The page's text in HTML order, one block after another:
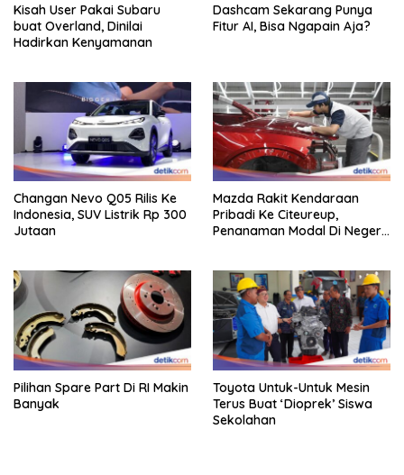
Kisah User Pakai Subaru
buat Overland, Dinilai
Hadirkan Kenyamanan
Dashcam Sekarang Punya
Fitur AI, Bisa Ngapain Aja?
Changan Nevo Q05 Rilis Ke
Indonesia, SUV Listrik Rp 300
Jutaan
Mazda Rakit Kendaraan
Pribadi Ke Citeureup,
Penanaman Modal Di Negeri
Pilihan Spare Part Di RI Makin
Banyak
Toyota Untuk-Untuk Mesin
Terus Buat ‘Dioprek’ Siswa
Sekolahan